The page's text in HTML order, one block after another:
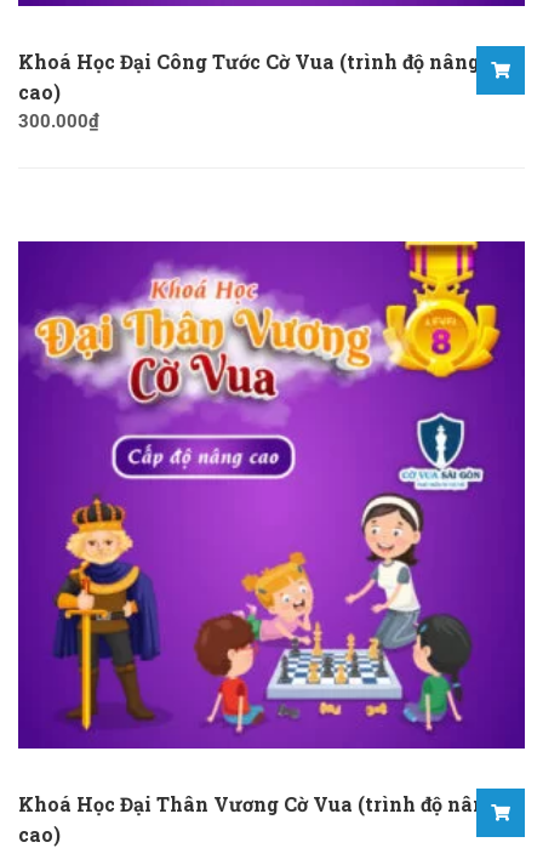
Khoá Học Đại Công Tước Cờ Vua (trình độ nâng
cao)
300.000₫
Khoá Học Đại Thân Vương Cờ Vua (trình độ nâng
cao)